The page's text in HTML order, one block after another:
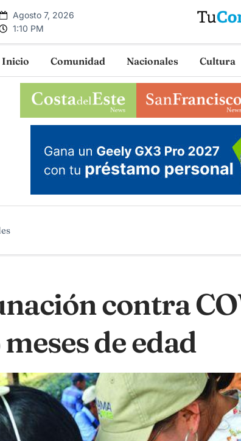
Agosto 7, 2026
1:10 PM
Inicio Comunidad Nacionales Cultura
contra
de edad